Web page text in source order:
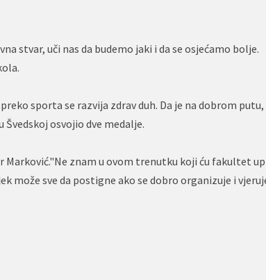
stvar, uči nas da budemo jaki i da se osjećamo bolje.
sporta se razvija zdrav duh. Da je na dobrom putu,
osvojio dve medalje.
znam u ovom trenutku koji ću fakultet
može sve da postigne ako se dobro organizuje i